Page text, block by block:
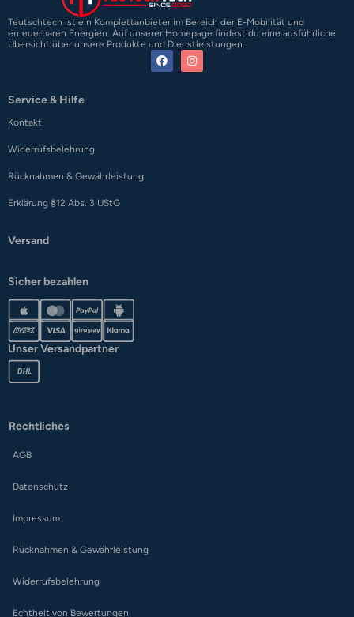
Teutschtech ist ein Komplettanbieter im Bereich der E-Mobilität und
erneuerbaren Energien. Auf unserer Homepage findest du eine ausführliche
Übersicht über unsere Produkte und Dienstleistungen.
Service & Hilfe
Kontakt
Widerrufsbelehrung
Rücknahmen & Gewährleistung
Erklärung §12 Abs. 3 UStG
Versand
Sicher bezahlen
Unser Versandpartner
Rechtliches
AGB
Datenschutz
Impressum
Rücknahmen & Gewährleistung
Widerrufsbelehrung
Echtheit von Bewertungen